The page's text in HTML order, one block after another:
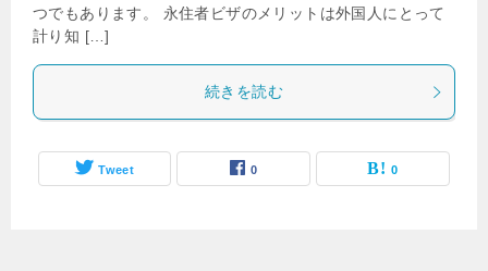
つでもあります。 永住者ビザのメリットは外国人にとって
計り知 […]
続きを読む
Tweet 0 0